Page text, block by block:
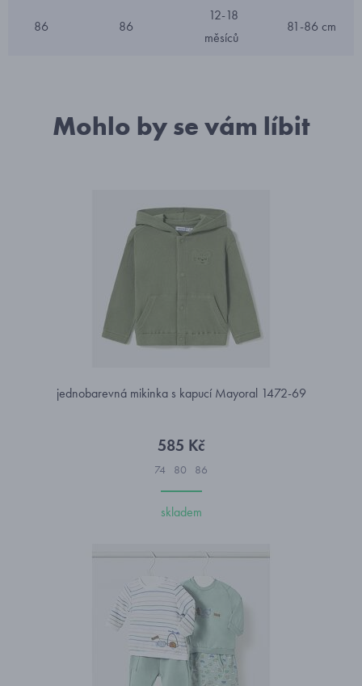
86 86
12-18
měsíců
81-86 cm
Mohlo by se vám líbit
jednobarevná mikinka s kapucí Mayoral 1472-69
585 Kč
74 80 86
skladem